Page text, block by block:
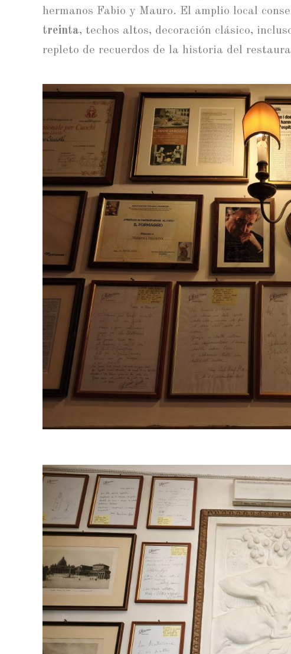
hermanos Fabio y Mauro. El amplio local
treinta, techos altos, decoración clásico,
repleto de recuerdos de la historia del